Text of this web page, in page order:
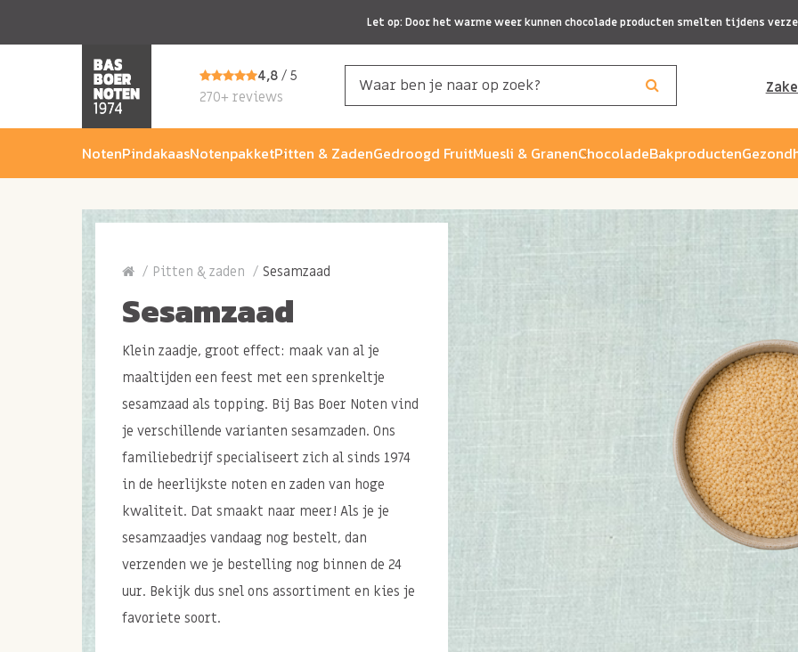
Let op: Door het warme weer kunnen chocolade producten smelten tijdens
4,8/ 5
270+ reviews
NotenPindakaasNotenpakketPitten & ZadenGedroogd FruitMuesli & GranenChocoladeBakproducten
Pitten & zaden Sesamzaad
Sesamzaad
Klein zaadje, groot effect: maak van al je
maaltijden een feest met een sprenkeltje
sesamzaad als topping. Bij Bas Boer Noten vind
je verschillende varianten sesamzaden. Ons
familiebedrijf specialiseert zich al sinds 1974
in de heerlijkste noten en zaden van hoge
kwaliteit. Dat smaakt naar meer! Als je je
sesamzaadjes vandaag nog bestelt, dan
verzenden we je bestelling nog binnen de 24
uur. Bekijk dus snel ons assortiment en kies je
favoriete soort.